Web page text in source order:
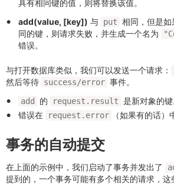
具有相同键的值，则将替换该值。
add(value, [key]) 与 put 相同，但是
同的键，则请求失败，并生成一个名为
错误。
与打开数据库类似，我们可以发送一个请求：
然后等待 success/error 事件。
add 的 request.result 是新对象的键
错误在
request.error （如果有的话）
事务的自动提交
在上面的示例中，我们启动了事务并发出了
提到的，一个事务可能有多个相关的请求，